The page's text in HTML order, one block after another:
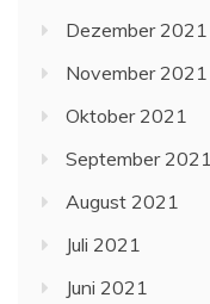
Dezember 2021
November 2021
Oktober 2021
September 2021
August 2021
Juli 2021
Juni 2021